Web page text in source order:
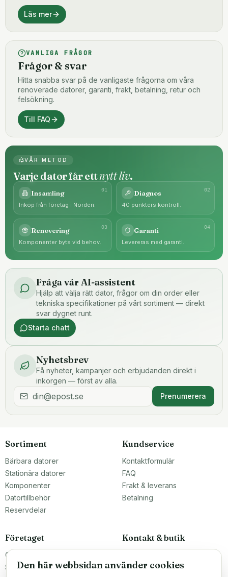
Läs mer
VANLIGA FRÅGOR
Frågor & svar
Hitta snabba svar på de vanligaste frågorna om våra
renoverade datorer, garanti, frakt, betalning, retur och
felsökning.
Till FAQ
VÅR METOD
Varje dator får ettnytt liv.
01
Insamling
Inköp från företag i Norden.
02
Diagnos
40 punkters kontroll.
03
Renovering
Komponenter byts vid behov.
04
Garanti
Levereras med garanti.
Fråga vår AI-assistent
Hjälp att välja rätt dator, frågor om din order eller
tekniska specifikationer på vårt sortiment — direkt
svar dygnet runt.
Starta chatt
Nyhetsbrev
Få nyheter, kampanjer och erbjudanden direkt i
inkorgen — först av alla.
Prenumerera
Sortiment
Bärbara datorer
Stationära datorer
Komponenter
Datortillbehör
Reservdelar
Kundservice
Kontaktformulär
FAQ
Frakt & leverans
Betalning
Företaget
Om oss
Större inköp?
Kontakt & butik
Malmö, Sverige
Den här webbsidan använder cookies